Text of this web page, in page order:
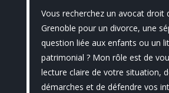
Vous recherchez un avocat droit
Grenoble pour un divorce, une
question liée aux enfants ou un
patrimonial ? Mon rôle est de
lecture claire de votre situation,
démarches et de défendre vos